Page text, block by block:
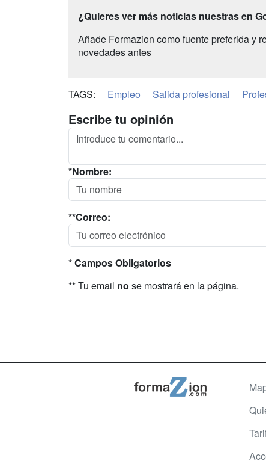
¿Quieres ver más noticias nuestras en
Añade Formazion como fuente preferida y
novedades antes
TAGS: Empleo Salida profesional
Escribe tu opinión
*Nombre:
**Correo:
* Campos Obligatorios
** Tu email no se mostrará en la página.